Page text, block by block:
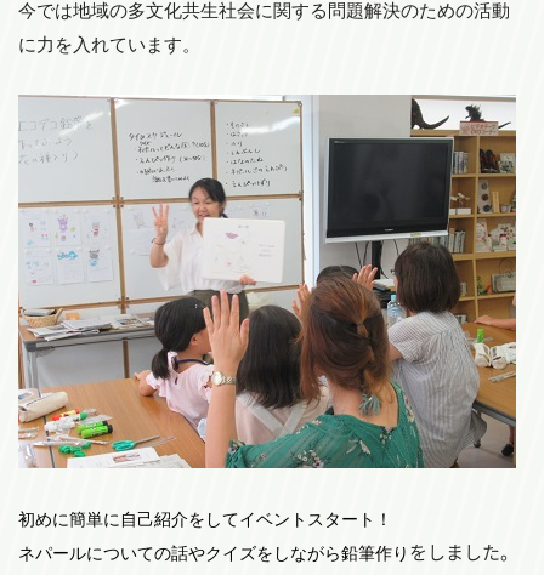
今では地域の多文化共生社会に関する問題解決のための活動
に力を入れています。
初めに簡単に自己紹介をしてイベントスタート！
ネパールについての話やクイズをしながら鉛筆作り をしました。